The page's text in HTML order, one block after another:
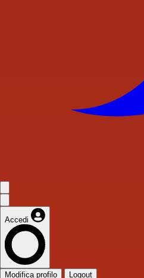
Accedi
Modifica profilo Logout